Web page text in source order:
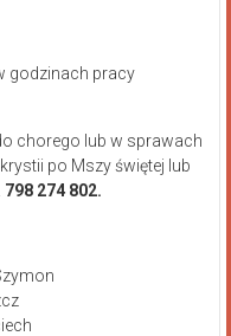
godzinach pracy
chorego lub w sprawach
po Mszy świętej lub
798 274 802.